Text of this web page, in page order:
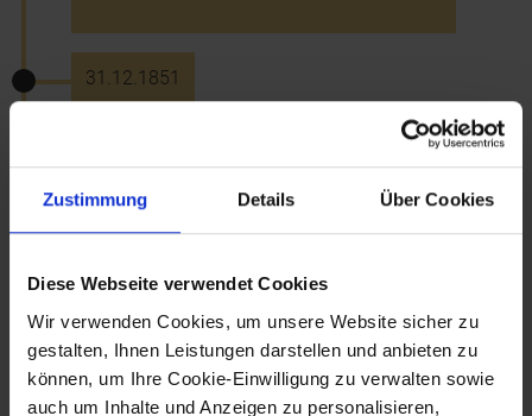
Zustimmung Details Über Cookies
Diese Webseite verwendet Cookies
Wir verwenden Cookies, um unsere Website sicher zu
gestalten, Ihnen Leistungen darstellen und anbieten zu
können, um Ihre Cookie-Einwilligung zu verwalten sowie
auch um Inhalte und Anzeigen zu personalisieren,
31.12.1851
Inthronisation Bischof Ignaz Feigerles
von St. Pölten (ernannt 1851)